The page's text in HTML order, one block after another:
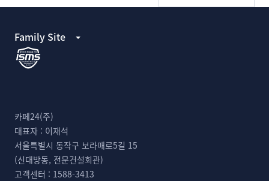
Family Site
카페24(주)
대표자 : 이재석
서울특별시 동작구 보라매로5길 15
(신대방동, 전문건설회관)
고객센터 : 1588-3413